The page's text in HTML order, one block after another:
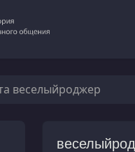
веселыйроджер